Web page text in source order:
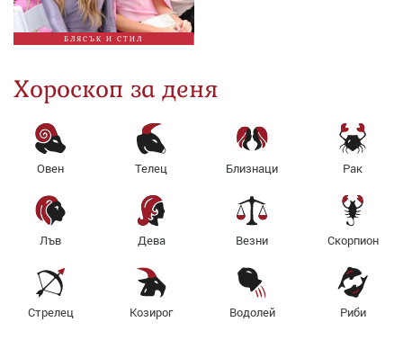
БЛЯСЪК И СТИЛ
Хороскоп за деня
Овен Телец Близнаци Рак
Лъв Дева Везни Скорпион
Стрелец Козирог Водолей Риби